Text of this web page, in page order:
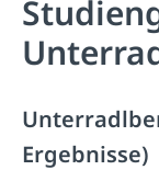
Ergebnisse)